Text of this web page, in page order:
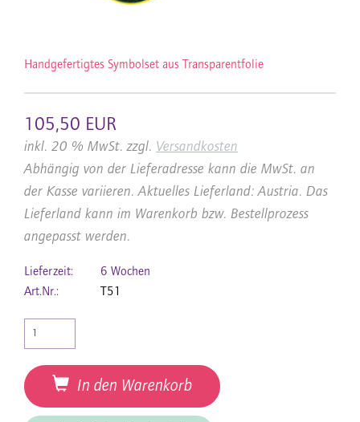
Handgefertigtes Symbolset aus Transparentfolie
105,50 EUR
inkl. 20 % MwSt. zzgl. Versandkosten
Abhängig von der Lieferadresse kann die MwSt. an
der Kasse variieren. Aktuelles Lieferland: Austria. Das
Lieferland kann im Warenkorb bzw. Bestellprozess
angepasst werden.
Lieferzeit:
6 Wochen
Art.Nr.:
T51
In den Warenkorb